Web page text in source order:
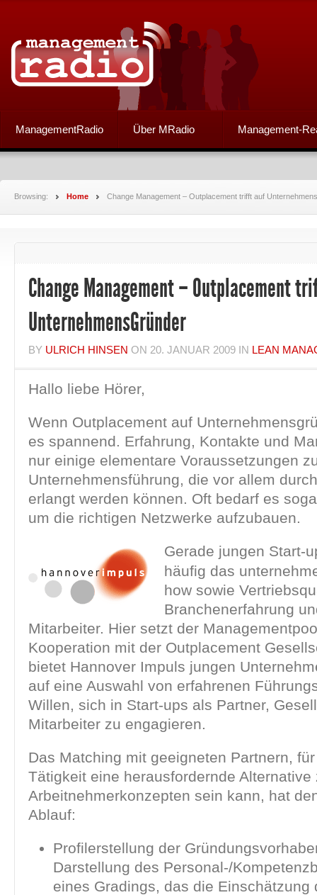
ManagementRadio Über MRadio Management-
Browsing: Home Change Management – Outplacement trifft auf
Change Management – Outplacement
UnternehmensGründer
BY ULRICH HINSEN ON 20. JANUAR 2009 IN LEAN
Hallo liebe Hörer,
Wenn Outplacement auf
es spannend. Erfahrung, Kontakte und
nur einige elementare Voraussetzungen
Unternehmensführung, die vor allem
erlangt werden können. Oft bedarf es
um die richtigen Netzwerke aufzubauen.
Gerade jungen Start-
häufig das
how sowie
Branchenerfahrung
Mitarbeiter. Hier setzt der
Kooperation mit der Outplacement
bietet Hannover Impuls jungen
auf eine Auswahl von erfahrenen
Willen, sich in Start-ups als Partner,
Mitarbeiter zu engagieren.
Das Matching mit geeigneten Partnern,
Tätigkeit eine herausfordernde
Arbeitnehmerkonzepten sein kann, hat
Ablauf:
Profilerstellung der
Darstellung des Personal-/
eines Gradings, das die Einschätzung